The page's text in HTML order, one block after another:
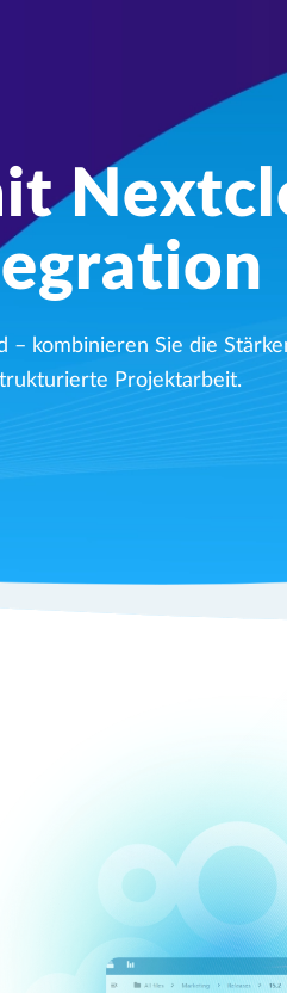
– kombinieren Sie die
Projektarbeit.